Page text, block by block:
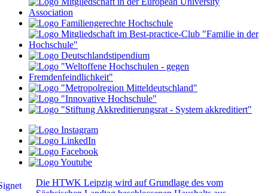
Die HTWK Leipzig wird auf Grundlage des vom